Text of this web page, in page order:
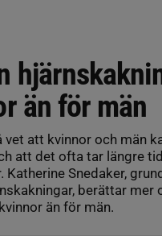
än för män
vet att kvinnor och män
att det ofta tar längre
Katherine Snedaker,
berättar mer
än för män.